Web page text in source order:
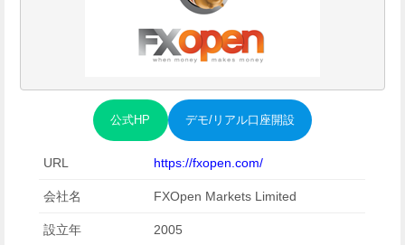
公式HP デモ/リアル口座開設
URL https://fxopen.com/
会社名 FXOpen Markets Limited
設立年 2005